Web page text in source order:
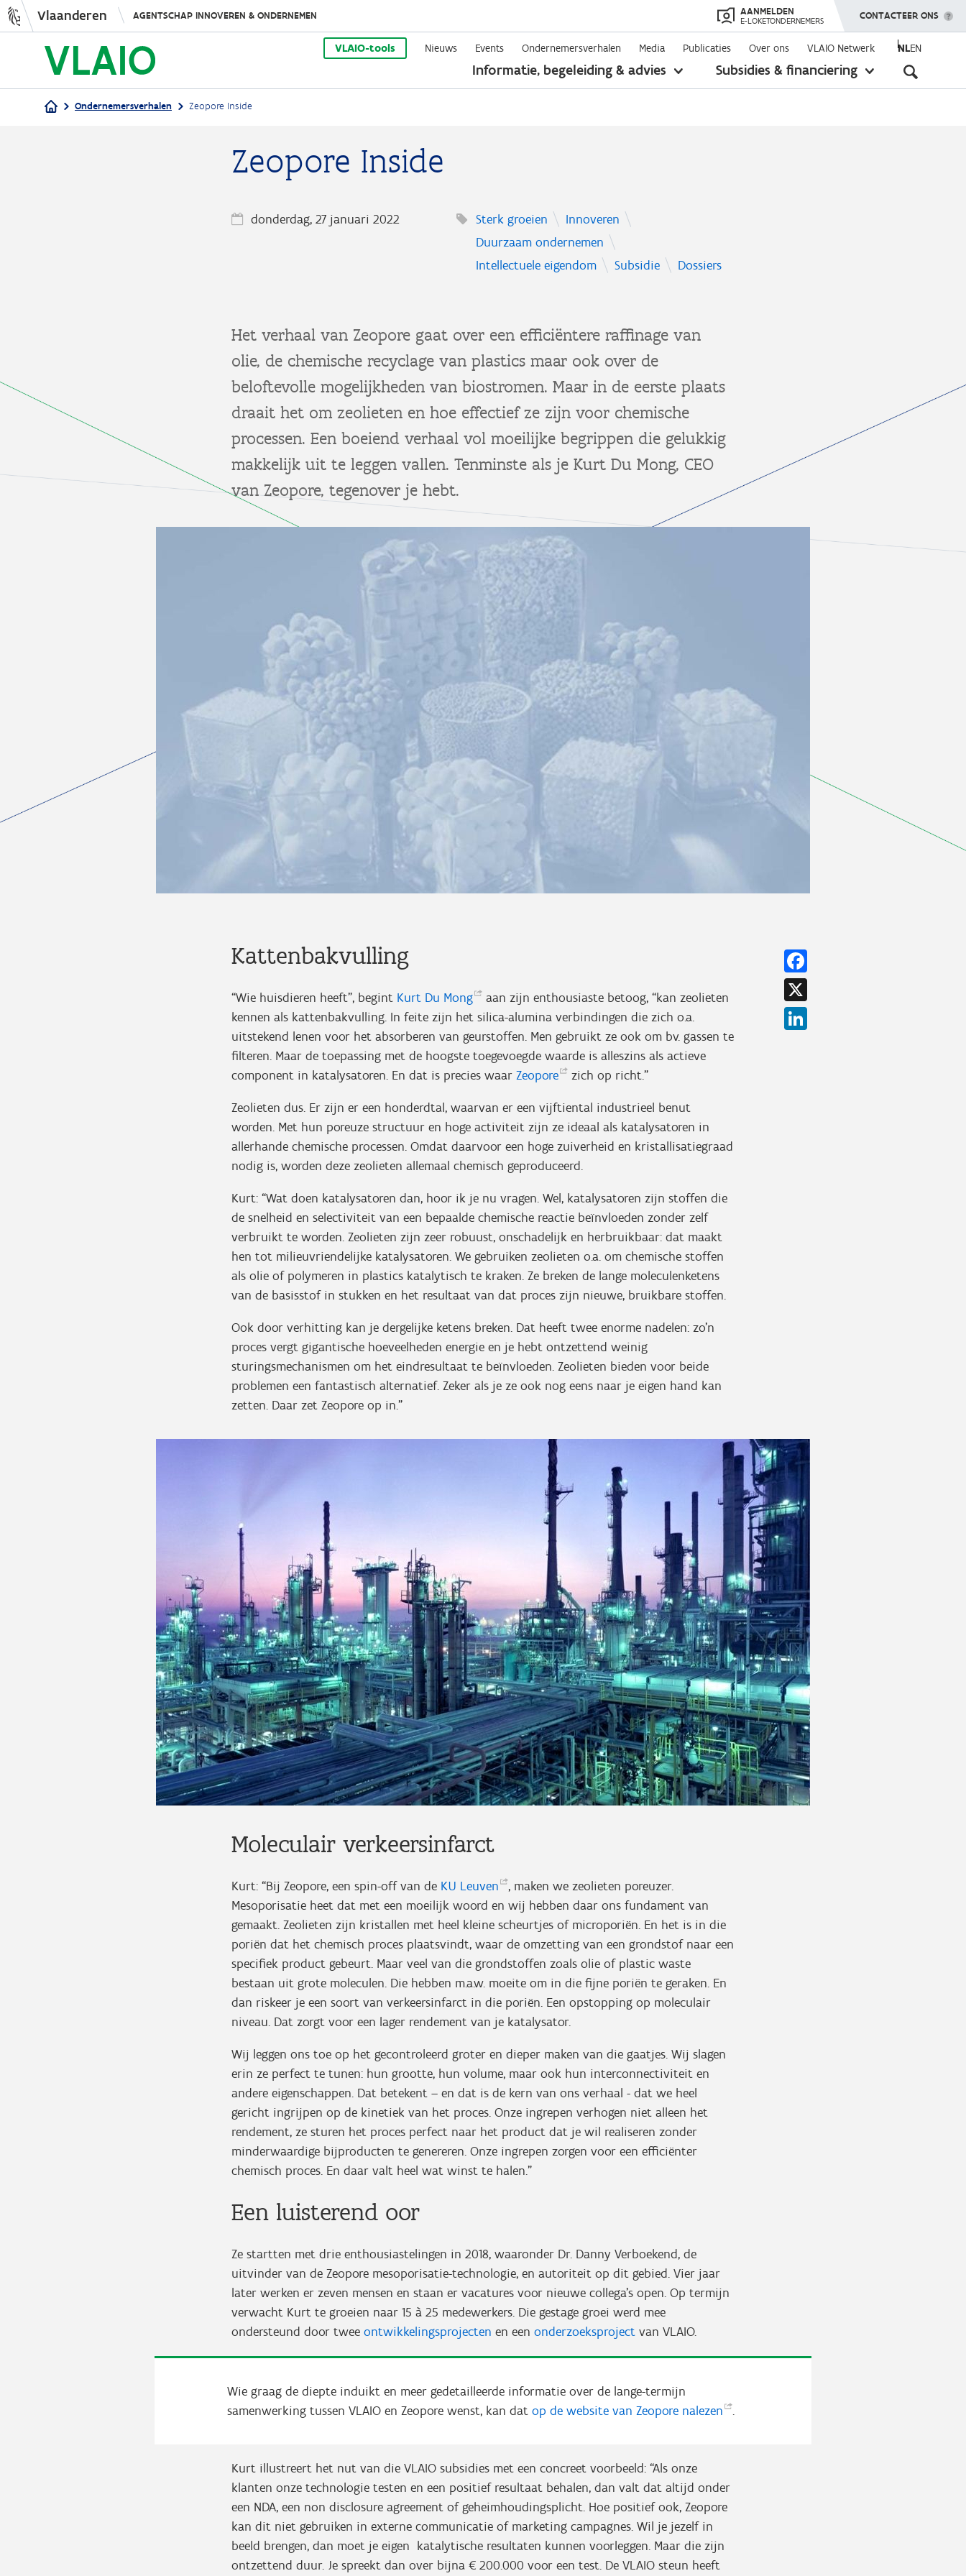
Overslaan
en
naar
de
Vlaanderen AGENTSCHAP INNOVEREN & ONDERNEMEN AANMELDEN
E-LOKETONDERNEMERS TOON MENU
CONTACTEER ONS
VLAIO-tools Nieuws Events Ondernemersverhalen Media Publicaties Over ons VLAIO Netwerk NLEN
Informatie, begeleiding & advies
toon
Subsidies & financiering
toon
Ondernemersverhalen Zeopore Inside
Zeopore Inside
donderdag, 27 januari 2022 Sterk groeien
Innoveren
Duurzaam ondernemen
Intellectuele eigendom
Subsidie Dossiers
Het verhaal van Zeopore gaat over een efficiëntere raffinage van
olie, de chemische recyclage van plastics maar ook over de
beloftevolle mogelijkheden van biostromen. Maar in de eerste plaats
draait het om zeolieten en hoe effectief ze zijn voor chemische
processen. Een boeiend verhaal vol moeilijke begrippen die gelukkig
makkelijk uit te leggen vallen. Tenminste als je Kurt Du Mong, CEO
van Zeopore, tegenover je hebt.
Kattenbakvulling
“Wie huisdieren heeft”, begint Kurt Du Mong
aan zijn enthousiaste betoog, “kan zeolieten
kennen als kattenbakvulling. In feite zijn het silica-alumina verbindingen die zich o.a.
uitstekend lenen voor het absorberen van geurstoffen. Men gebruikt ze ook om bv. gassen te
filteren. Maar de toepassing met de hoogste toegevoegde waarde is alleszins als actieve
component in katalysatoren. En dat is precies waarZeopore zich op richt.”
Zeolieten dus. Er zijn er een honderdtal, waarvan er een vijftiental industrieel benut
worden. Met hun poreuze structuur en hoge activiteit zijn ze ideaal als katalysatoren in
allerhande chemische processen. Omdat daarvoor een hoge zuiverheid en kristallisatiegraad
nodig is, worden deze zeolieten allemaal chemisch geproduceerd.
Kurt: “Wat doen katalysatoren dan, hoor ik je nu vragen. Wel, katalysatoren zijn stoffen die
de snelheid en selectiviteit van een bepaalde chemische reactie beïnvloeden zonder zelf
verbruikt te worden. Zeolieten zijn zeer robuust, onschadelijk en herbruikbaar: dat maakt
hen tot milieuvriendelijke katalysatoren. We gebruiken zeolieten o.a. om chemische stoffen
als olie of polymeren in plastics katalytisch te kraken. Ze breken de lange moleculenketens
van de basisstof in stukken en het resultaat van dat proces zijn nieuwe, bruikbare stoffen.
Ook door verhitting kan je dergelijke ketens breken. Dat heeft twee enorme nadelen: zo’n
proces vergt gigantische hoeveelheden energie en je hebt ontzettend weinig
sturingsmechanismen om het eindresultaat te beïnvloeden. Zeolieten bieden voor beide
problemen een fantastisch alternatief. Zeker als je ze ook nog eens naar je eigen hand kan
zetten. Daar zet Zeopore op in.”
Moleculair verkeersinfarct
Kurt: “Bij Zeopore, een spin-off van de KU Leuven
, maken we zeolieten poreuzer.
Mesoporisatie heet dat met een moeilijk woord en wij hebben daar ons fundament van
gemaakt. Zeolieten zijn kristallen met heel kleine scheurtjes of microporiën. En het is in die
poriën dat het chemisch proces plaatsvindt, waar de omzetting van een grondstof naar een
specifiek product gebeurt. Maar veel van die grondstoffen zoals olie of plastic waste
bestaan uit grote moleculen. Die hebben m.a.w. moeite om in die fijne poriën te geraken. En
dan riskeer je een soort van verkeersinfarct in die poriën. Een opstopping op moleculair
niveau. Dat zorgt voor een lager rendement van je katalysator.
Wij leggen ons toe op het gecontroleerd groter en dieper maken van die gaatjes. Wij slagen
erin ze perfect te tunen: hun grootte, hun volume, maar ook hun interconnectiviteit en
andere eigenschappen. Dat betekent – en dat is de kern van ons verhaal - dat we heel
gericht ingrijpen op de kinetiek van het proces. Onze ingrepen verhogen niet alleen het
rendement, ze sturen het proces perfect naar het product dat je wil realiseren zonder
minderwaardige bijproducten te genereren. Onze ingrepen zorgen voor een efficiënter
chemisch proces. En daar valt heel wat winst te halen.”
Een luisterend oor
Ze startten met drie enthousiastelingen in 2018, waaronder Dr. Danny Verboekend, de
uitvinder van de Zeopore mesoporisatie-technologie, en autoriteit op dit gebied. Vier jaar
later werken er zeven mensen en staan er vacatures voor nieuwe collega’s open. Op termijn
verwacht Kurt te groeien naar 15 à 25 medewerkers. Die gestage groei werd mee
ondersteund door tweeontwikkelingsprojectenen eenonderzoeksprojectvan VLAIO.
Wie graag de diepte induikt en meer gedetailleerde informatie over de lange-termijn
samenwerking tussen VLAIO en Zeopore wenst, kan datop de website van Zeopore nalezen .
Kurt illustreert het nut van die VLAIO subsidies met een concreet voorbeeld: “Als onze
klanten onze technologie testen en een positief resultaat behalen, dan valt dat altijd onder
een NDA, een non disclosure agreement of geheimhoudingsplicht. Hoe positief ook, Zeopore
kan dit niet gebruiken in externe communicatie of marketing campagnes. Wil je jezelf in
beeld brengen, dan moet je eigen katalytische resultaten kunnen voorleggen. Maar die zijn
ontzettend duur. Je spreekt dan over bijna € 200.000 voor een test. De VLAIO steun heeft